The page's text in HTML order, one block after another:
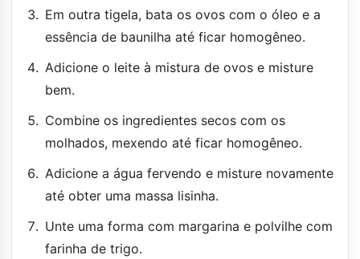
Em outra tigela, bata os ovos com o óleo e a
essência de baunilha até ficar homogêneo.
Adicione o leite à mistura de ovos e misture
bem.
Combine os ingredientes secos com os
molhados, mexendo até ficar homogêneo.
Adicione a água fervendo e misture novamente
até obter uma massa lisinha.
Unte uma forma com margarina e polvilhe com
farinha de trigo.